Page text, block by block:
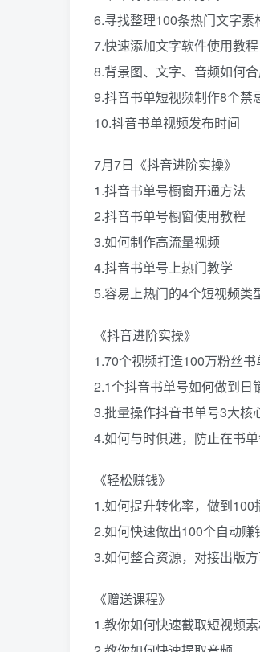
6.寻找整理100条热门文字素
7.快速添加文字软件使用教程
8.背景图、文字、音频如何
9.抖音书单短视频制作8个禁
10.抖音书单视频发布时间
7月7日《抖音进阶实操》
1.抖音书单号橱窗开通方法
2.抖音书单号橱窗使用教程
3.如何制作高流量视频
4.抖音书单号上热门教学
5.容易上热门的4个短视频类
《抖音进阶实操》
1.70个视频打造100万粉丝
2.1个抖音书单号如何做到日
3.批量操作抖音书单号3大核
4.如何与时俱进，防止在书
《轻松赚钱》
1.如何提升转化率，做到100
2.如何快速做出100个自动赚
3.如何整合资源，对接出版
《赠送课程》
1.教你如何快速截取短视频